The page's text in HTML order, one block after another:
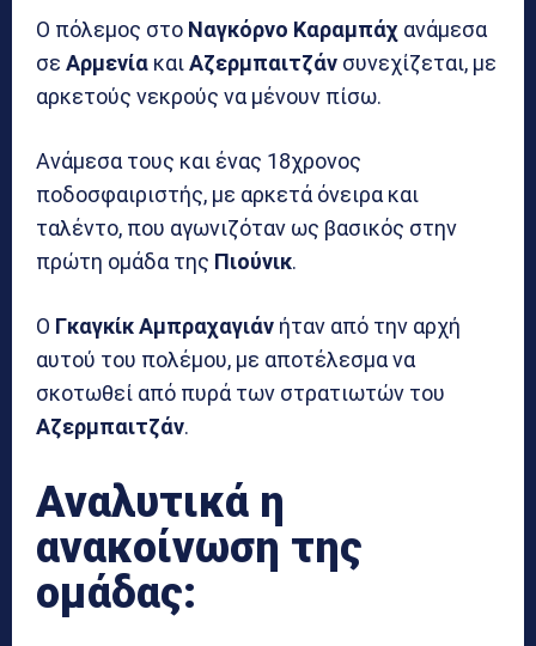
Ο πόλεμος στο Ναγκόρνο Καραμπάχ ανάμεσα
σε Αρμενία καιΑζερμπαιτζάν συνεχίζεται, με
αρκετούς νεκρούς να μένουν πίσω.
Ανάμεσα τους και ένας 18χρονος
ποδοσφαιριστής, με αρκετά όνειρα και
ταλέντο, που αγωνιζόταν ως βασικός στην
πρώτη ομάδα της Πιούνικ.
Ο Γκαγκίκ Αμπραχαγιάν ήταν από την αρχή
αυτού του πολέμου, με αποτέλεσμα να
σκοτωθεί από πυρά των στρατιωτών του
Αζερμπαιτζάν.
Αναλυτικά η
ανακοίνωση της
ομάδας: